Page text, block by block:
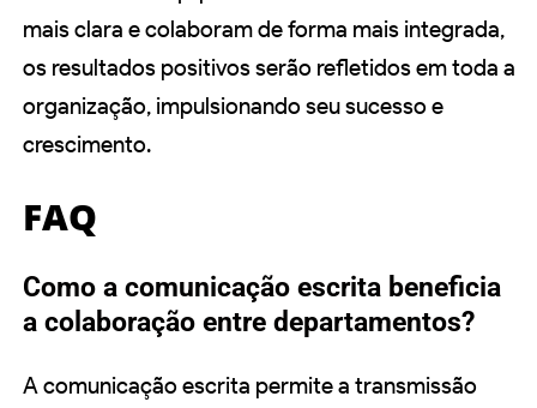
mais clara e colaboram de forma mais integrada,
os resultados positivos serão refletidos em toda a
organização, impulsionando seu sucesso e
crescimento.
FAQ
Como a comunicação escrita beneficia
a colaboração entre departamentos?
A comunicação escrita permite a transmissão